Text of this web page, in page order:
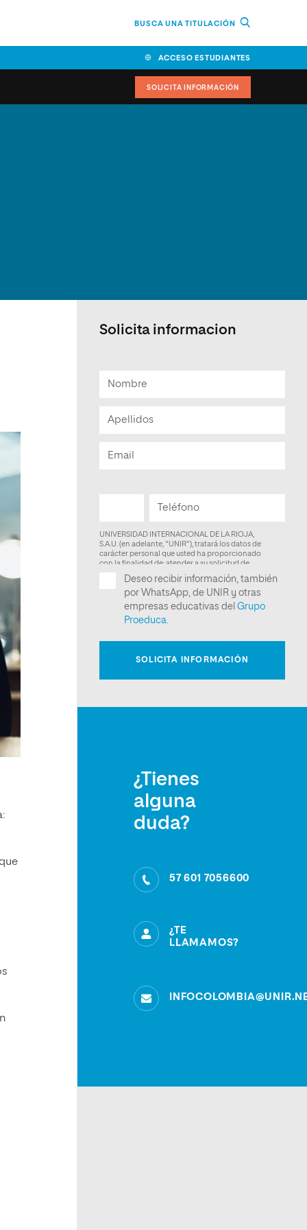
BUSCA UNA TITULACIÓN
ACCESO ESTUDIANTES
SOLICITA INFORMACIÓN
Solicita informacion
¿Tienes
alguna
duda?
57 601 7056600
¿TE
LLAMAMOS?